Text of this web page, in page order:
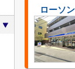
ローソ